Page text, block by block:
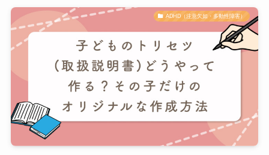
ADHD（注意欠如・多動性障害）